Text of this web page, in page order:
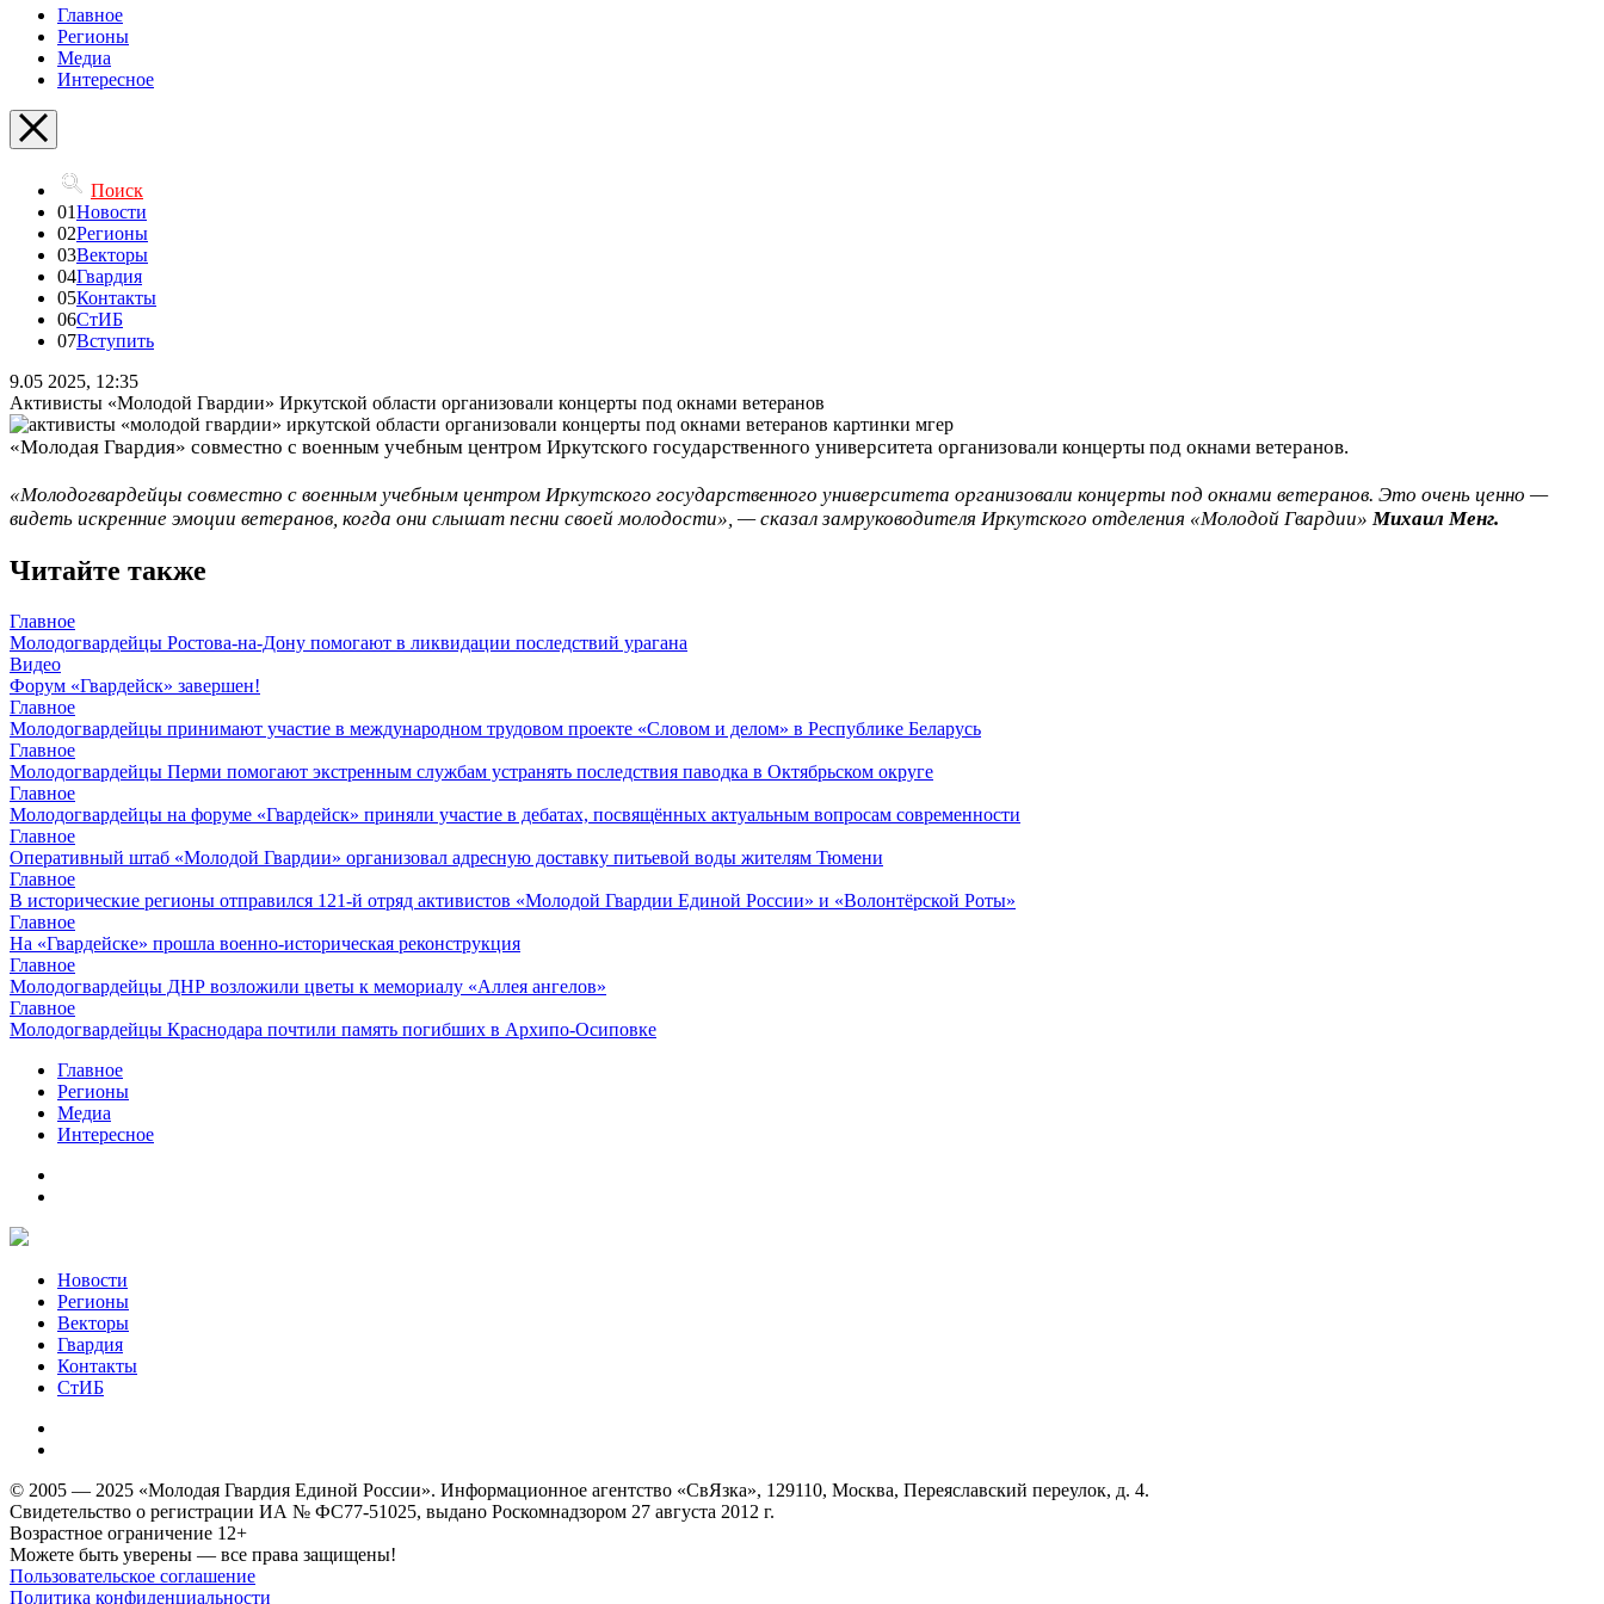
Главное
Регионы
Медиа
Интересное
Поиск
01Новости
02Регионы
03Векторы
04Гвардия
05Контакты
06СтИБ
07Вступить
9.05 2025, 12:35
Активисты «Молодой Гвардии» Иркутской области организовали концерты под окнами ветеранов
«Молодая Гвардия» совместно с военным учебным центром Иркутского государственного университета организовали концерты под окнами ветеранов.
«Молодогвардейцы совместно с военным учебным центром Иркутского государственного университета организовали концерты под окнами ветеранов. Это очень ценно —
видеть искренние эмоции ветеранов, когда они слышат песни своей молодости», — сказал замруководителя Иркутского отделения «Молодой Гвардии»Михаил Менг.
Читайте также
Главное
Молодогвардейцы Ростова-на-Дону помогают в ликвидации последствий урагана
Видео
Форум «Гвардейск» завершен!
Главное
Молодогвардейцы принимают участие в международном трудовом проекте «Словом и делом» в Республике Беларусь
Главное
Молодогвардейцы Перми помогают экстренным службам устранять последствия паводка в Октябрьском округе
Главное
Молодогвардейцы на форуме «Гвардейск» приняли участие в дебатах, посвящённых актуальным вопросам современности
Главное
Оперативный штаб «Молодой Гвардии» организовал адресную доставку питьевой воды жителям Тюмени
Главное
В исторические регионы отправился 121-й отряд активистов «Молодой Гвардии Единой России» и «Волонтёрской Роты»
Главное
На «Гвардейске» прошла военно-историческая реконструкция
Главное
Молодогвардейцы ДНР возложили цветы к мемориалу «Аллея ангелов»
Главное
Молодогвардейцы Краснодара почтили память погибших в Архипо-Осиповке
Главное
Регионы
Медиа
Интересное
Новости
Регионы
Векторы
Гвардия
Контакты
СтИБ
© 2005 — 2025 «Молодая Гвардия Единой России». Информационное агентство «СвЯзка», 129110, Москва, Переяславский переулок, д. 4.
Свидетельство о регистрации ИА № ФС77-51025, выдано Роскомнадзором 27 августа 2012 г.
Возрастное ограничение 12+
Можете быть уверены — все права защищены!
Пользовательское соглашение
Политика конфиденциальности